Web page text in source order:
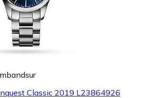
Classic 2019 L23864926